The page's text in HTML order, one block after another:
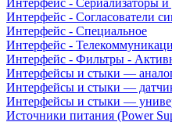
Интерфейс - Сериализаторы и
Интерфейс - Согласователи
Интерфейс - Специальное
Интерфейс -
Интерфейс - Фильтры -
Интерфейсы и стыки —
Интерфейсы и стыки —
Интерфейсы и стыки —
Источники питания (Power